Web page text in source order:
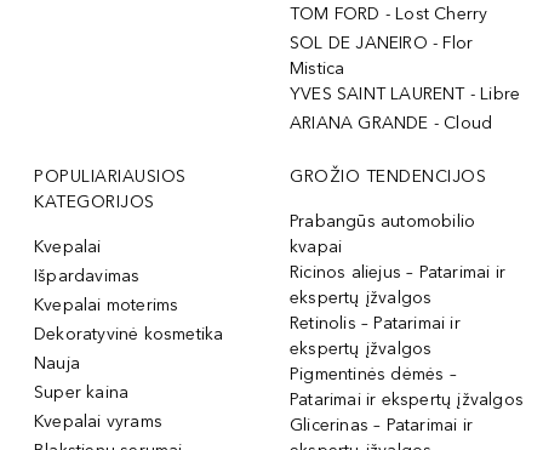
TOM FORD - Lost Cherry
SOL DE JANEIRO - Flor
Mistica
YVES SAINT LAURENT - Libre
ARIANA GRANDE - Cloud
POPULIARIAUSIOS
KATEGORIJOS
Kvepalai
Išpardavimas
Kvepalai moterims
Dekoratyvinė kosmetika
Nauja
Super kaina
Kvepalai vyrams
GROŽIO TENDENCIJOS
Prabangūs automobilio
kvapai
Ricinos aliejus – Patarimai ir
ekspertų įžvalgos
Retinolis – Patarimai ir
ekspertų įžvalgos
Pigmentinės dėmės –
Patarimai ir ekspertų įžvalgos
Glicerinas – Patarimai ir